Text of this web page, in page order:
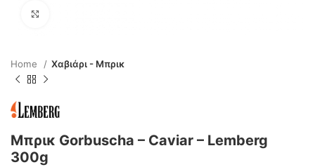
Home Χαβιάρι - Μπρικ
Μπρικ Gorbuscha – Caviar – Lemberg
300g